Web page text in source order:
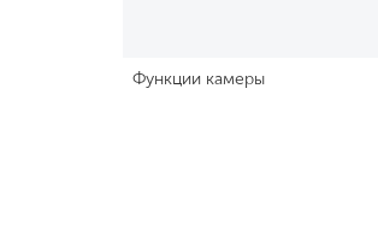
Функции камеры